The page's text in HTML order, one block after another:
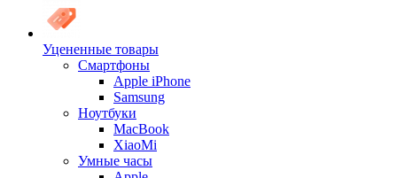
Уцененные товары
Cмартфоны
Apple iPhone
Samsung
Ноутбуки
MacBook
XiaoMi
Умные часы